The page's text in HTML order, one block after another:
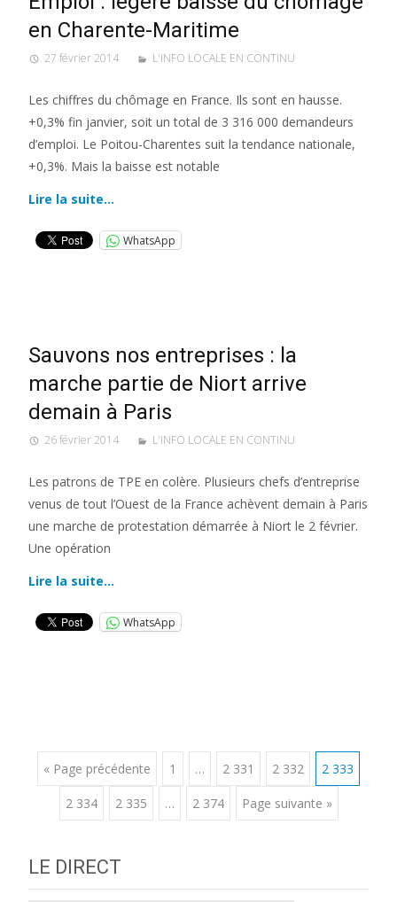
en Charente-Maritime
27 février 2014 L'INFO LOCALE EN CONTINU
Les chiffres du chômage en France. Ils sont en hausse.
+0,3% fin janvier, soit un total de 3 316 000 demandeurs
d’emploi. Le Poitou-Charentes suit la tendance nationale,
+0,3%. Mais la baisse est notable
Lire la suite…
WhatsApp
Sauvons nos entreprises : la
marche partie de Niort arrive
demain à Paris
26 février 2014 L'INFO LOCALE EN CONTINU
Les patrons de TPE en colère. Plusieurs chefs d’entreprise
venus de tout l’Ouest de la France achèvent demain à Paris
une marche de protestation démarrée à Niort le 2 février.
Une opération
Lire la suite…
WhatsApp
Posts
navigation
« Page précédente 1 … 2 331 2 332 2 333
2 334 2 335 … 2 374 Page suivante »
LE DIRECT